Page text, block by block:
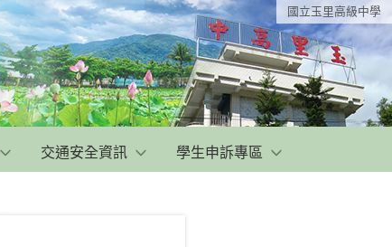
國立玉里高級中學
交通安全資訊 學生申訴專區